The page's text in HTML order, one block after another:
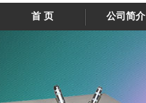
首 页 公司简介